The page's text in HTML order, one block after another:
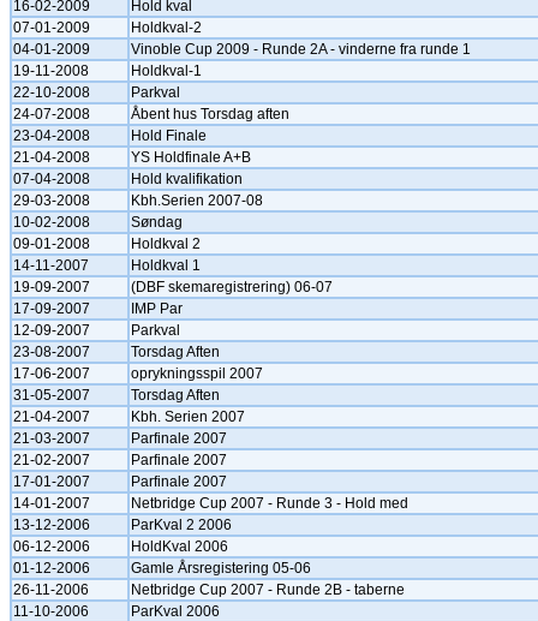
16-02-2009
Hold kval
07-01-2009
Holdkval-2
04-01-2009
Vinoble Cup 2009 - Runde 2A - vinderne fra runde 1
19-11-2008
Holdkval-1
22-10-2008
Parkval
24-07-2008
Åbent hus Torsdag aften
23-04-2008
Hold Finale
21-04-2008
YS Holdfinale A+B
07-04-2008
Hold kvalifikation
29-03-2008
Kbh.Serien 2007-08
10-02-2008
Søndag
09-01-2008
Holdkval 2
14-11-2007
Holdkval 1
19-09-2007
(DBF skemaregistrering) 06-07
17-09-2007
IMP Par
12-09-2007
Parkval
23-08-2007
Torsdag Aften
17-06-2007
oprykningsspil 2007
31-05-2007
Torsdag Aften
21-04-2007
Kbh. Serien 2007
21-03-2007
Parfinale 2007
21-02-2007
Parfinale 2007
17-01-2007
Parfinale 2007
14-01-2007
Netbridge Cup 2007 - Runde 3 - Hold med
13-12-2006
ParKval 2 2006
06-12-2006
HoldKval 2006
01-12-2006
Gamle Årsregistering 05-06
26-11-2006
Netbridge Cup 2007 - Runde 2B - taberne
11-10-2006
ParKval 2006